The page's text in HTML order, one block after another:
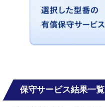
保守サービス結果一覧